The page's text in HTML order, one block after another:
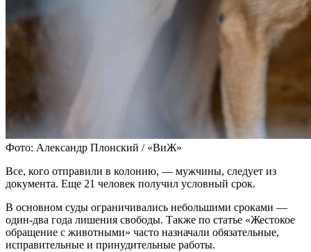
Фото: Александр Плонский / «ВиЖ»
Все, кого отправили в колонию, — мужчины, следует из
документа. Еще 21 человек получил условный срок.
В основном суды ограничивались небольшими сроками —
один-два года лишения свободы. Также по статье «Жестокое
обращение с животными» часто назначали обязательные,
исправительные и принудительные работы.